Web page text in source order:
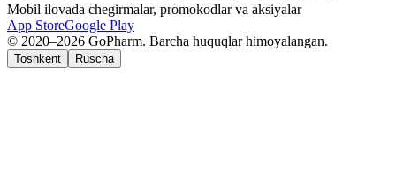
Mobil ilovada chegirmalar, promokodlar va aksiyalar
App StoreGoogle Play
© 2020–2026 GoPharm. Barcha huquqlar himoyalangan.
Toshkent Ruscha